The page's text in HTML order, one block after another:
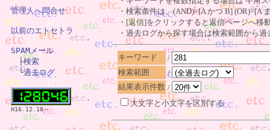
・検索条件は、(AND)=[A かつ B] (OR)=[A
・[返信]をクリックすると返信ページへ
・過去ログから探す場合は検索範囲から
キーワード
/
検索範囲
/
結果表示件数 /
大文字と小文字を区別する
管理人へ問合せ
以前のエトセトラ
SPAMメール
├検索
└過去ログ
H16.12.18～